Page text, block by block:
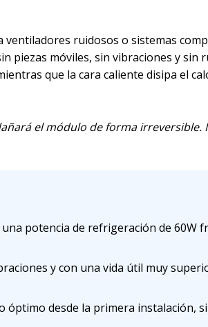
ruidosos o sistemas
móviles, sin vibraciones y sin
que la cara caliente disipa el
el módulo de forma irreversible.
potencia de refrigeración de 60W
y con una vida útil muy
óptimo desde la primera instalación,